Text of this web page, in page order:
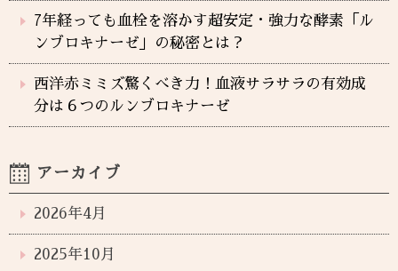
7年経っても血栓を溶かす超安定・強力な酵素「ル
ンブロキナーゼ」の秘密とは？
西洋赤ミミズ驚くべき力！血液サラサラの有効成
分は６つのルンブロキナーゼ
アーカイブ
2026年4月
2025年10月